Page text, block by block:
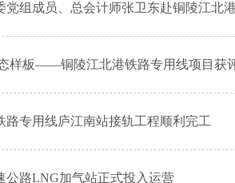
党组成员、总会计师张卫东赴铜陵江北
样板——铜陵江北港铁路专用线项目获
路专用线庐江南站接轨工程顺利完工
公路LNG加气站正式投入运营